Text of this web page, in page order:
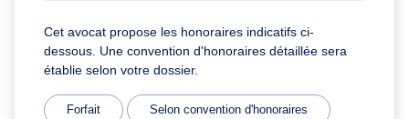
Cet avocat propose les honoraires indicatifs ci-
dessous. Une convention d'honoraires détaillée sera
établie selon votre dossier.
Forfait Selon convention d'honoraires